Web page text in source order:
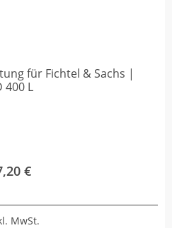
für Fichtel & Sachs |
400 L
€
MwSt.